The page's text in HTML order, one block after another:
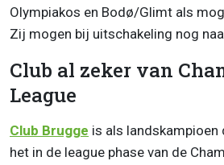
Olympiakos en Bodø/Glimt als
Zij mogen bij uitschakeling nog
Club al zeker van
League
Club Brugge is als landskampioen
het in de league phase van de